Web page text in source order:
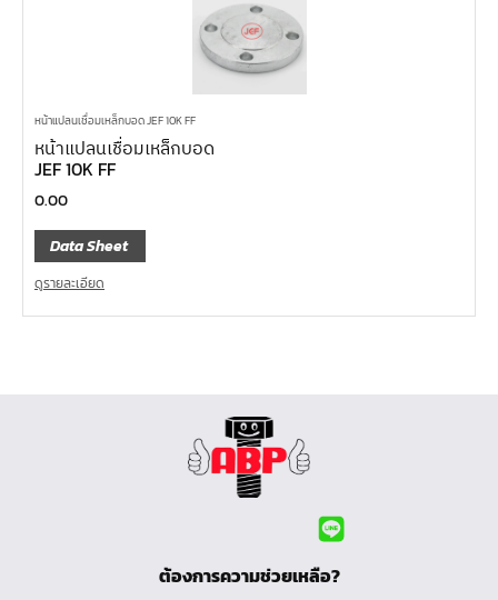
หน้าแปลนเชื่อมเหล็กบอด JEF 10K FF
หน้าแปลนเชื่อมเหล็กบอด
JEF 10K FF
0.00
Data Sheet
ดูรายละเอียด
ต้องการความช่วยเหลือ?